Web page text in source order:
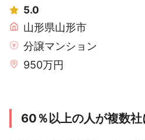
5.0
山形県山形市
分譲マンション
950万円
60％以上の人が複数